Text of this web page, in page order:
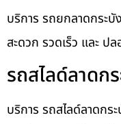
บริการ รถยกลาดกระ
สะดวก รวดเร็ว และ ป
รถสไลด์ลาดก
บริการ รถสไลด์ลาดก